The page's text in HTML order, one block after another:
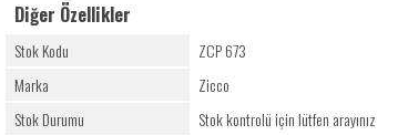
Diğer Özellikler
Stok Kodu
ZCP 673
Marka
Zicco
Stok Durumu
Stok kontrolü için lütfen arayınız